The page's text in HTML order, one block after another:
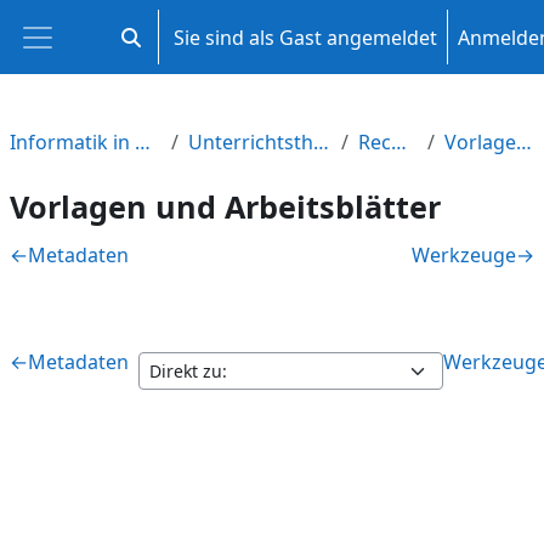
Website-Übersicht
Sucheingabe umschalten
Sie sind als Gast angemeldet
Informatik in der Qualifikationsphase M-V Unterrichtsthemen und Aufgabenbereiche Rechnerarchitektur Vorlagen und Arbeitsblätter
Vorlagen und Arbeitsblätter
Abschnittsübersicht
←Metadaten Werkzeuge→
←Metadaten